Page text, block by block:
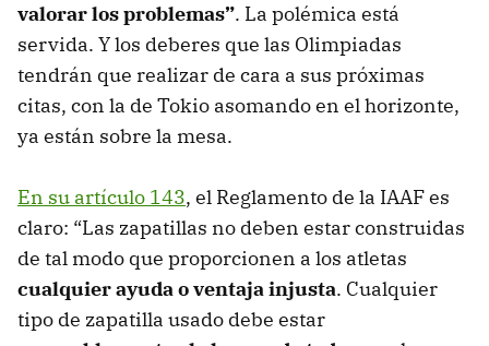
valorar los problemas”. La polémica está
servida. Y los deberes que las Olimpiadas
tendrán que realizar de cara a sus próximas
citas, con la de Tokio asomando en el horizonte,
ya están sobre la mesa.
En su artículo 143, el Reglamento de la IAAF es
claro: “Las zapatillas no deben estar construidas
de tal modo que proporcionen a los atletas
cualquier ayuda o ventaja injusta. Cualquier
tipo de zapatilla usado debe estar